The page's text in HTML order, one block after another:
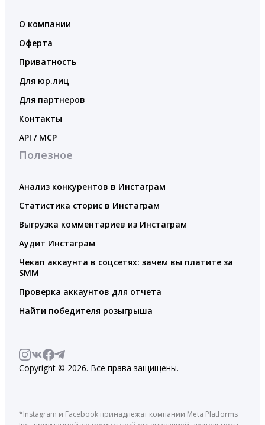
О компании
Оферта
Приватность
Для юр.лиц
Для партнеров
Контакты
API / MCP
Полезное
Анализ конкурентов в Инстаграм
Статистика сторис в Инстаграм
Выгрузка комментариев из Инстаграм
Аудит Инстаграм
Чекап аккаунта в соцсетях: зачем вы платите за
SMM
Проверка аккаунтов для отчета
Найти победителя розыгрыша
Copyright © 2026. Все права защищены.
*Instagram и Facebook принадлежат компании Meta Platforms